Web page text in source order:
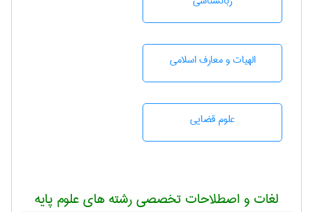
الهیات و معارف اسلامی
علوم قضایی
لغات و اصطلاحات تخصصی رشته های علوم پایه